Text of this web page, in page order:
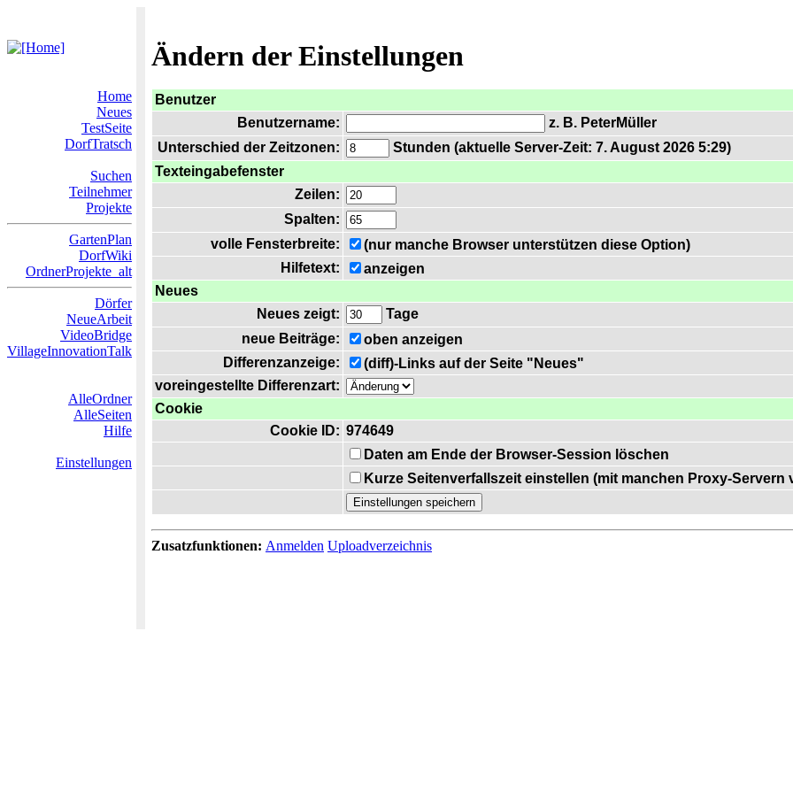
Ändern der Einstellungen
Home
Neues
TestSeite
DorfTratsch
Suchen
Teilnehmer
Projekte
GartenPlan
DorfWiki
OrdnerProjekte_alt
Dörfer
NeueArbeit
VideoBridge
VillageInnovationTalk
AlleOrdner
AlleSeiten
Hilfe
Einstellungen
Benutzer
Benutzername:
z. B. PeterMüller
Unterschied der Zeitzonen:
Stunden (aktuelle Server-Zeit: 7. August 2026 5:29)
Texteingabefenster
Zeilen:
Spalten:
volle Fensterbreite:
(nur manche Browser unterstützen diese Option)
Hilfetext:
anzeigen
Neues
Neues zeigt:
Tage
neue Beiträge:
oben anzeigen
Differenzanzeige:
(diff)-Links auf der Seite "Neues"
voreingestellte Differenzart:
Cookie
Cookie ID: 974649
Daten am Ende der Browser-Session löschen
Kurze Seitenverfallszeit einstellen (mit manchen Proxy-Servern
Zusatzfunktionen: Anmelden Uploadverzeichnis